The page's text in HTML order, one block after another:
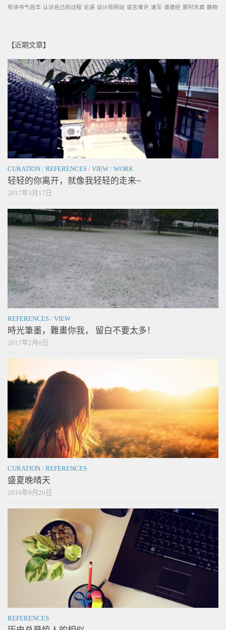
有诗书气自华 认识自己的过程 论语 设计师网站 诺言难许 速写 道德经 那时天真 静物
【近期文章】
CURATION / REFERENCES / VIEW / WORK
轻轻的你离开，就像我轻轻的走来~
2017年3月17日
REFERENCES / VIEW
時光筆墨，難畫你我， 留白不要太多！
2017年2月6日
CURATION / REFERENCES
盛夏晚晴天
2016年9月20日
REFERENCES